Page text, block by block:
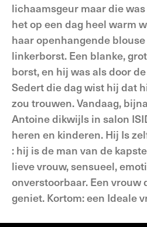
lichaamsgeur maar die
het op een dag heel warm
haar openhangende
linkerborst. Een blanke,
borst, en hij was als door
Sedert die dag wist hij dat
zou trouwen. Vandaag,
Antoine dikwijls in salon
heren en kinderen. Hij Is
: hij is de man van de
lieve vrouw, sensueel,
onverstoorbaar. Een vrouw
geniet. Kortom: een Ideale